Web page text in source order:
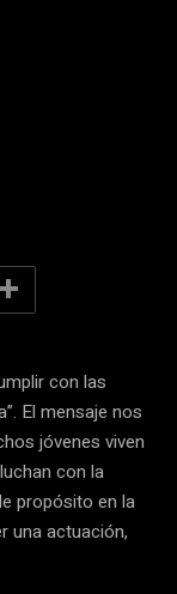
con las
El mensaje nos
jóvenes viven
con la
propósito en la
una actuación,